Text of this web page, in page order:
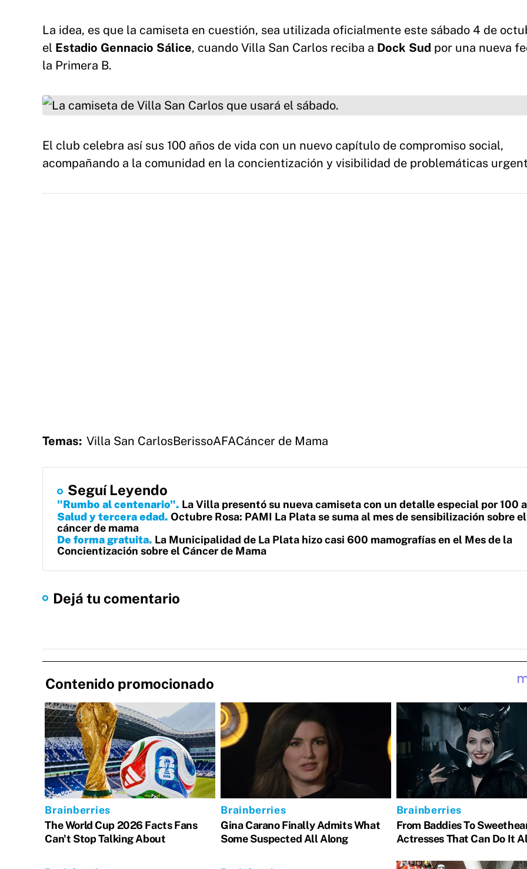
La idea, es que la camiseta en cuestión, sea utilizada oficialmente este sábado 4 de
el Estadio Gennacio Sálice, cuando Villa San Carlos reciba a Dock Sud por una nueva
la Primera B.
El club celebra así sus 100 años de vida con un nuevo capítulo de compromiso social,
acompañando a la comunidad en la concientización y visibilidad de problemáticas
Temas: Villa San CarlosBerissoAFACáncer de Mama
Seguí Leyendo
"Rumbo al centenario" La Villa presentó su nueva camiseta con un detalle especial por 100
Salud y tercera edad Octubre Rosa: PAMI La Plata se suma al mes de sensibilización sobre el
cáncer de mama
De forma gratuita La Municipalidad de La Plata hizo casi 600 mamografías en el Mes de la
Concientización sobre el Cáncer de Mama
Dejá tu comentario